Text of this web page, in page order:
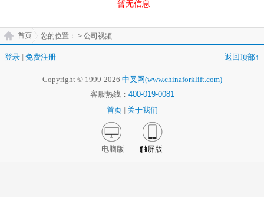
暂无信息.
您的位置：
首页 > 公司视频
登录 免费注册 返回顶部↑
Copyright © 1999-2026 中叉网(www.chinaforklift.com)
客服热线： 400-019-0081
首页
关于我们
电脑版 触屏版